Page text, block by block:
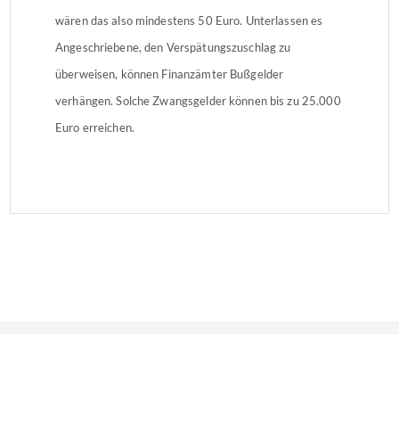
wären das also mindestens 50 Euro. Unterlassen es
Angeschriebene, den Verspätungszuschlag zu
überweisen, können Finanzämter Bußgelder
verhängen. Solche Zwangsgelder können bis zu 25.000
Euro erreichen.